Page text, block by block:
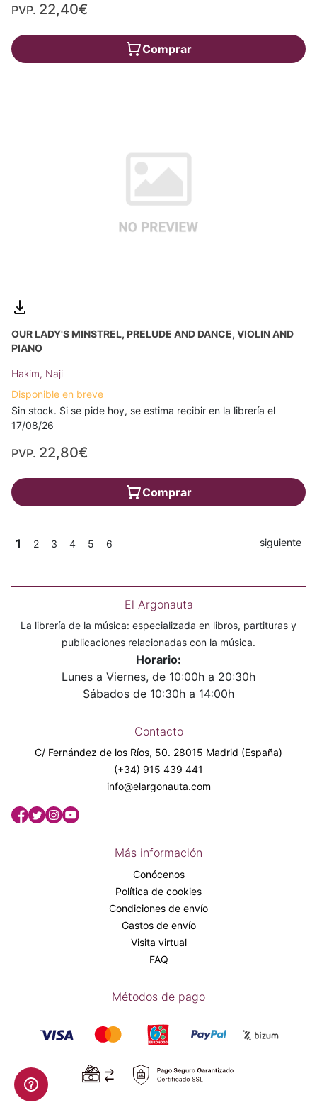
PVP. 22,40€
Comprar
OUR LADY'S MINSTREL, PRELUDE AND DANCE, VIOLIN AND
PIANO
Hakim, Naji
Disponible en breve
Sin stock. Si se pide hoy, se estima recibir en la librería el
17/08/26
PVP. 22,80€
Comprar
1 2 3 4 5 6 siguiente
El Argonauta
La librería de la música: especializada en libros, partituras y
publicaciones relacionadas con la música.
Horario:
Lunes a Viernes, de 10:00h a 20:30h
Sábados de 10:30h a 14:00h
Contacto
C/ Fernández de los Ríos, 50. 28015 Madrid (España)
(+34) 915 439 441
info@elargonauta.com
Más información
Conócenos
Política de cookies
Condiciones de envío
Gastos de envío
Visita virtual
FAQ
Métodos de pago